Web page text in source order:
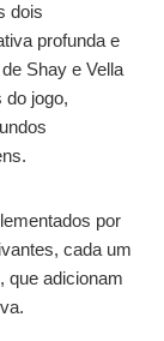
dois
profunda e
Shay e Vella
jogo,
por
cada um
que adicionam